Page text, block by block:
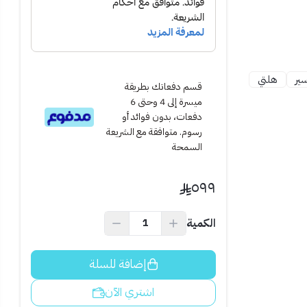
هلتي
قسم دفعاتك بطريقة
ميسرة إلى 4 وحتى 6
دفعات، بدون فوائد أو
رسوم. متوافقة مع الشريعة
السمحة
٥٩٩
الكمية
إضافة للسلة
اشتري الآن